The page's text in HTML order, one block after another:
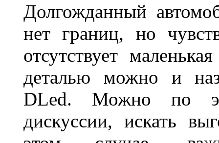
Долгожданный
нет границ, но
отсутствует
деталью можно и
DLed. Можно по
дискуссии, искать